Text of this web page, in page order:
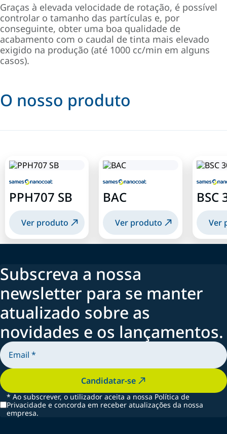
Graças à elevada velocidade de rotação, é possível
controlar o tamanho das partículas e, por
conseguinte, obter uma boa qualidade de
acabamento com o caudal de tinta mais elevado
exigido na produção (até 1000 cc/min em alguns
casos).
O nosso produto
PPH707 SB
Ver produto
BAC
Ver produto
BSC
Ver
Subscreva a nossa
newsletter para se manter
atualizado sobre as
novidades e os lançamentos.
Candidatar-se
* Ao subscrever, o utilizador aceita a nossa Política de
Privacidade e concorda em receber atualizações da nossa
empresa.